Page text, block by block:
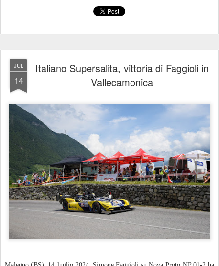
JUL
14
Italiano Supersalita, vittoria di Faggioli in
Vallecamonica